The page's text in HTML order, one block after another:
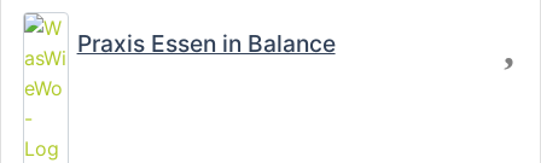
Praxis Essen in Balance